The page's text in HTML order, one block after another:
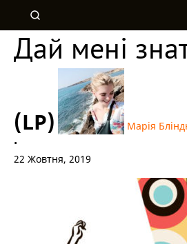
Дай мені
(LP)
Марія
•
22 Жовтня, 2019